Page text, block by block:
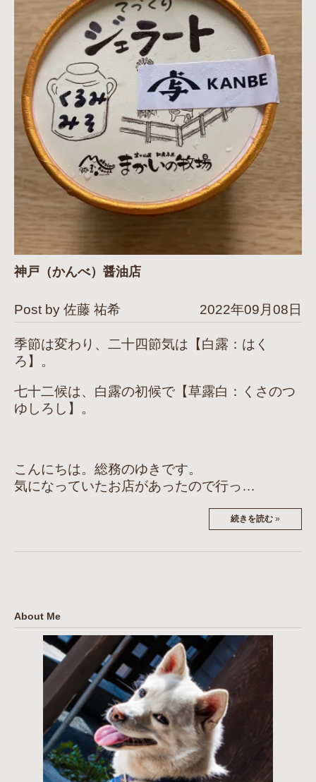
神戸（かんべ）醤油店
Post by 佐藤 祐希 2022年09月08日
季節は変わり、二十四節気は【白露：はく
ろ】。
七十二候は、白露の初候で【草露白：くさのつ
ゆしろし】。
こんにちは。総務のゆきです。
気になっていたお店があったので行っ…
続きを読む »
About Me